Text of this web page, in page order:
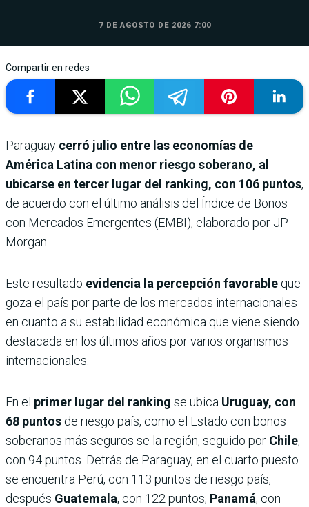
7 DE AGOSTO DE 2026 7:00
Compartir en redes
Paraguay cerró julio entre las economías de
América Latina con menor riesgo soberano, al
ubicarse en tercer lugar del ranking, con 106 puntos,
de acuerdo con el último análisis del Índice de Bonos
con Mercados Emergentes (EMBI), elaborado por JP
Morgan.
Este resultado evidencia la percepción favorable que
goza el país por parte de los mercados internacionales
en cuanto a su estabilidad económica que viene siendo
destacada en los últimos años por varios organismos
internacionales.
En el primer lugar del ranking se ubica Uruguay, con
68 puntos de riesgo país, como el Estado con bonos
soberanos más seguros se la región, seguido por Chile,
con 94 puntos. Detrás de Paraguay, en el cuarto puesto
se encuentra Perú, con 113 puntos de riesgo país,
después Guatemala, con 122 puntos; Panamá, con